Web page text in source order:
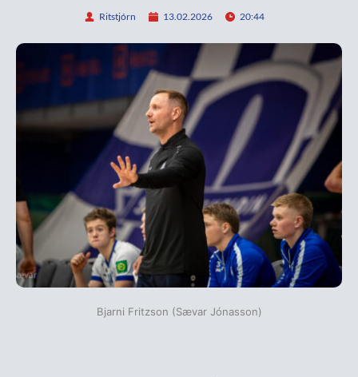
Ritstjórn 13.02.2026 20:44
Bjarni Fritzson (Sævar Jónasson)